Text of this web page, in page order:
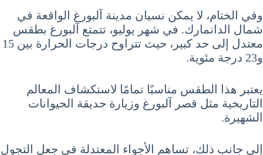
وفي الختام، لا يمكن نسيان مدينة آلبورغ الواقعة في
شمال الدانمارك. في شهر يوليو، تتمتع آلبورغ بطقس
معتدل إلى حد كبير، حيث تتراوح درجات الحرارة بين 15
و23 درجة مئوية.
يعتبر هذا الطقس مناسبًا تمامًا لاستكشاف المعالم
التاريخية مثل قصر آلبورغ وزيارة حديقة الحيوانات
الشهيرة.
إلى جانب ذلك، تساهم الأجواء المعتدلة في جعل التجول